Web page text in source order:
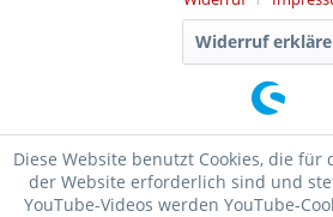
Widerruf
Diese Website benutzt Cookies, die
der Website erforderlich sind und
YouTube-Videos werden YouTube-